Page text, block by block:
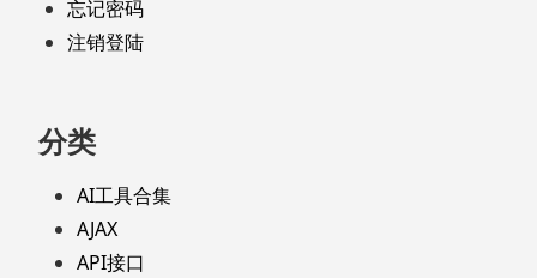
忘记密码
注销登陆
分类
AI工具合集
AJAX
API接口